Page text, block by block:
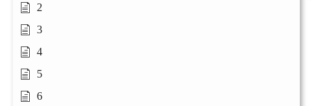
2
3
4
5
6